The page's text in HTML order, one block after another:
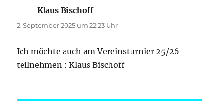
Klaus Bischoffsagt:
2. September 2025 um 22:23 Uhr
Ich möchte auch am Vereinsturnier 25/26
teilnehmen : Klaus Bischoff